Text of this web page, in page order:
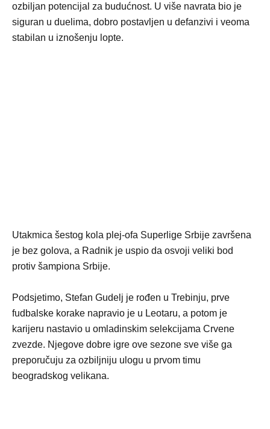
ozbiljan potencijal za budućnost. U više navrata bio je
siguran u duelima, dobro postavljen u defanzivi i veoma
stabilan u iznošenju lopte.
Utakmica šestog kola plej-ofa Superlige Srbije završena
je bez golova, a Radnik je uspio da osvoji veliki bod
protiv šampiona Srbije.
Podsjetimo, Stefan Gudelj je rođen u Trebinju, prve
fudbalske korake napravio je u Leotaru, a potom je
karijeru nastavio u omladinskim selekcijama Crvene
zvezde. Njegove dobre igre ove sezone sve više ga
preporučuju za ozbiljniju ulogu u prvom timu
beogradskog velikana.